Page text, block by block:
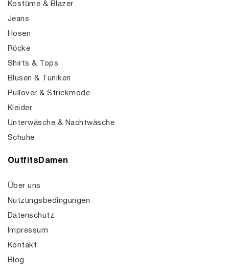
Kostüme & Blazer
Jeans
Hosen
Röcke
Shirts & Tops
Blusen & Tuniken
Pullover & Strickmode
Kleider
Unterwäsche & Nachtwäsche
Schuhe
OutfitsDamen
Über uns
Nutzungsbedingungen
Datenschutz
Impressum
Kontakt
Blog